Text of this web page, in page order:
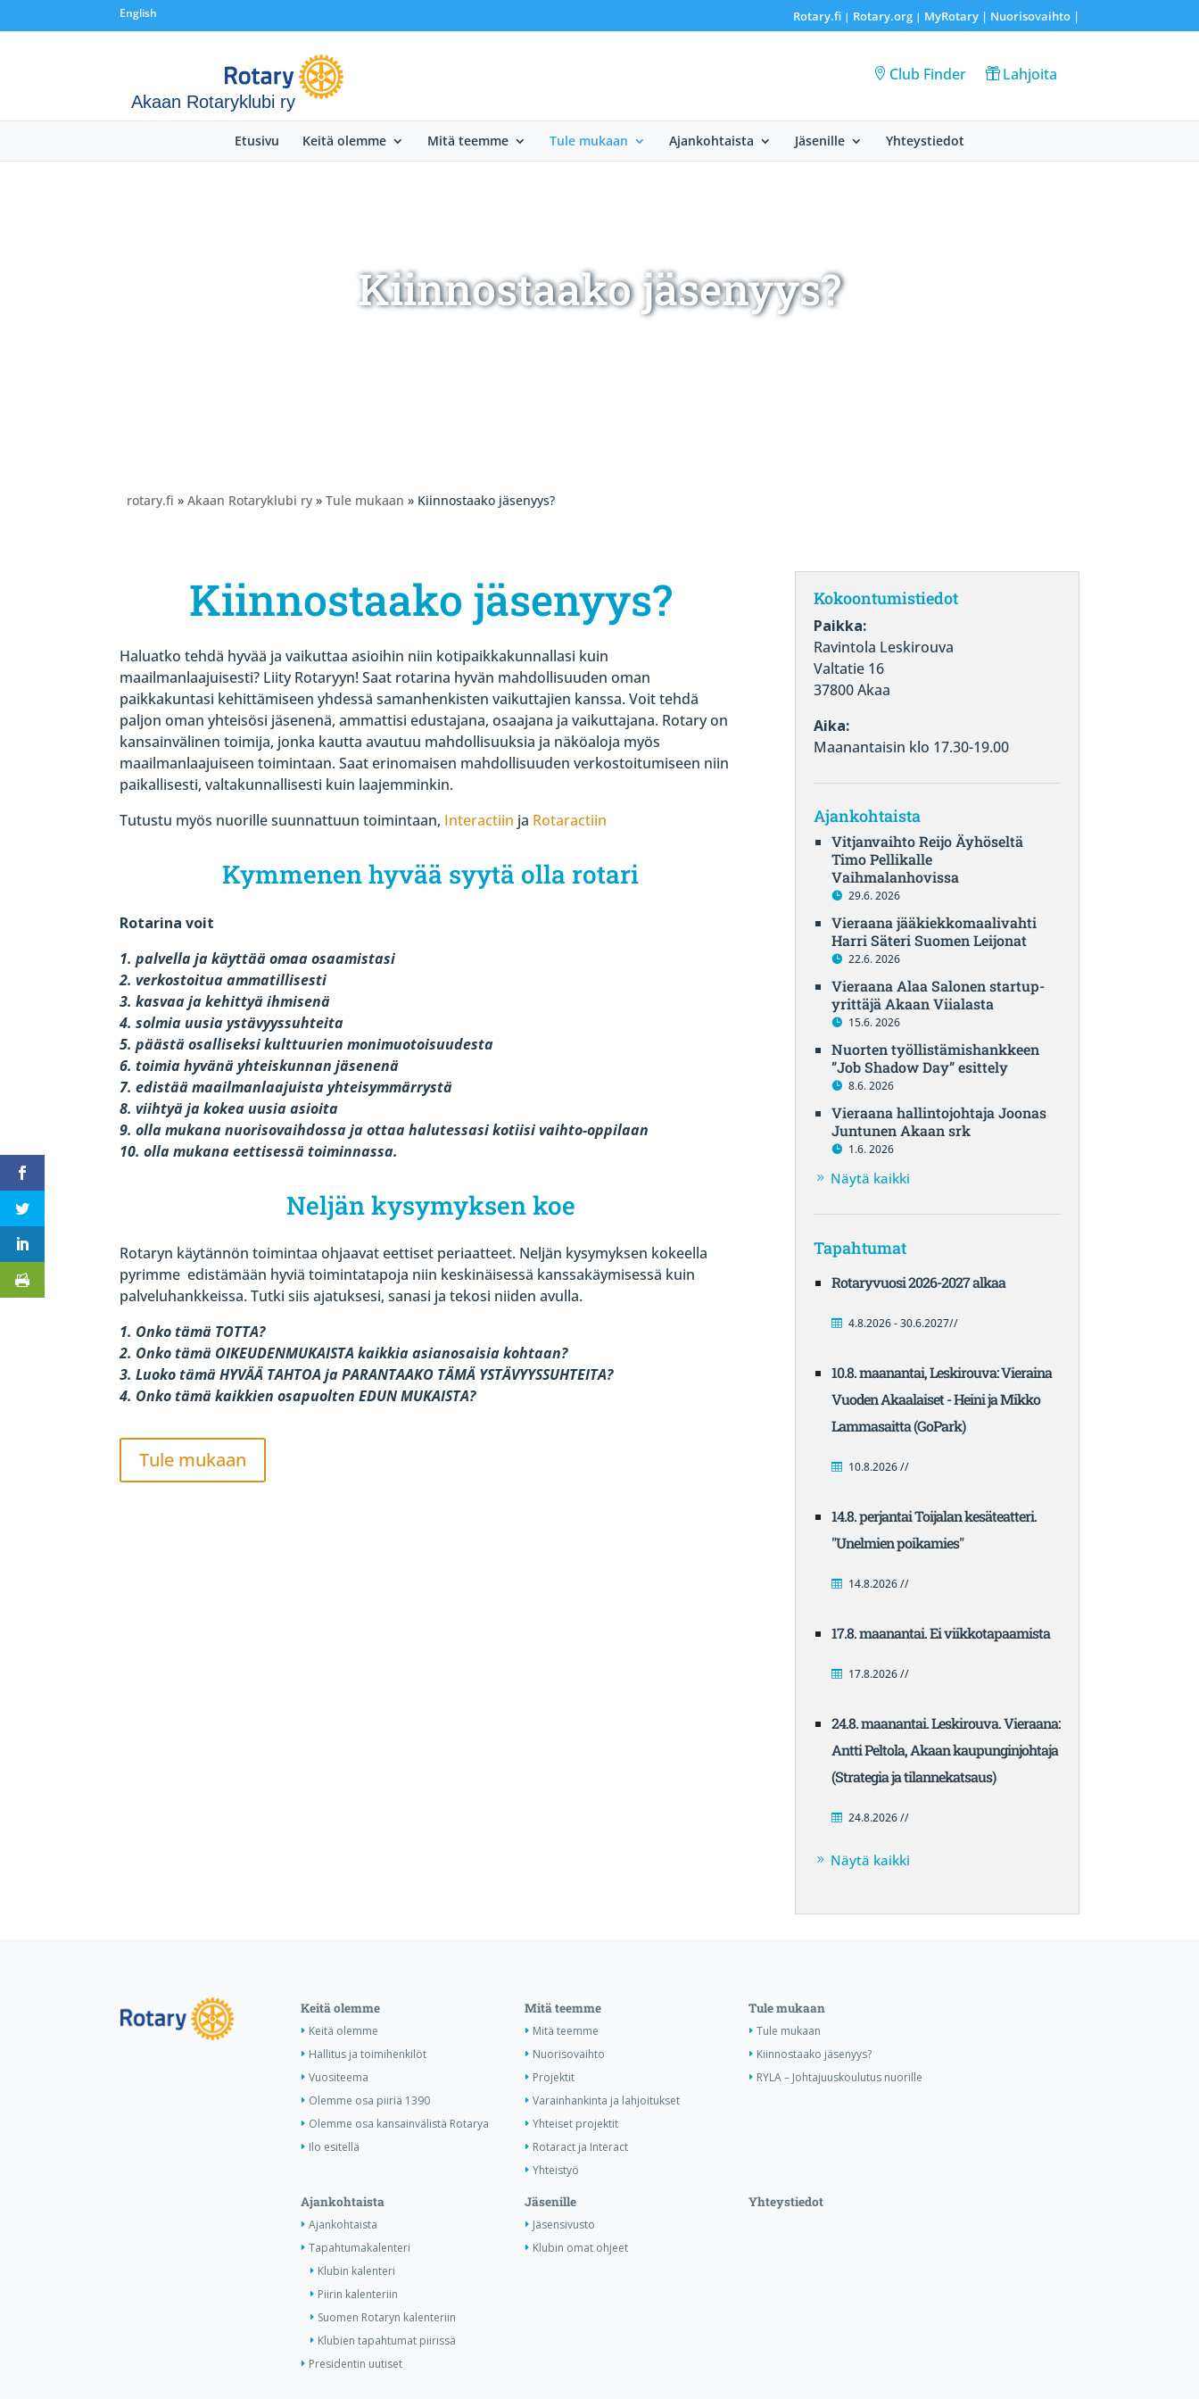
English Rotary.fi| Rotary.org| MyRotary | Nuorisovaihto|
Akaan Rotaryklubi ry
Club Finder Lahjoita
Etusivu Keitä olemme Mitä teemme Tule mukaan Ajankohtaista Jäsenille Yhteystiedot
Kiinnostaako jäsenyys?
rotary.fi » Akaan Rotaryklubi ry » Tule mukaan » Kiinnostaako jäsenyys?
Kiinnostaako jäsenyys?
Haluatko tehdä hyvää ja vaikuttaa asioihin niin kotipaikkakunnallasi kuin
maailmanlaajuisesti? Liity Rotaryyn! Saat rotarina hyvän mahdollisuuden oman
paikkakuntasi kehittämiseen yhdessä samanhenkisten vaikuttajien kanssa. Voit tehdä
paljon oman yhteisösi jäsenenä, ammattisi edustajana, osaajana ja vaikuttajana. Rotary on
kansainvälinen toimija, jonka kautta avautuu mahdollisuuksia ja näköaloja myös
maailmanlaajuiseen toimintaan. Saat erinomaisen mahdollisuuden verkostoitumiseen niin
paikallisesti, valtakunnallisesti kuin laajemminkin.
Tutustu myös nuorille suunnattuun toimintaan, Interactiin ja Rotaractiin
Kymmenen hyvää syytä olla rotari
Rotarina voit
1. palvella ja käyttää omaa osaamistasi
2. verkostoitua ammatillisesti
3. kasvaa ja kehittyä ihmisenä
4. solmia uusia ystävyyssuhteita
5. päästä osalliseksi kulttuurien monimuotoisuudesta
6. toimia hyvänä yhteiskunnan jäsenenä
7. edistää maailmanlaajuista yhteisymmärrystä
8. viihtyä ja kokea uusia asioita
9. olla mukana nuorisovaihdossa ja ottaa halutessasi kotiisi vaihto-oppilaan
10. olla mukana eettisessä toiminnassa.
Neljän kysymyksen koe
Rotaryn käytännön toimintaa ohjaavat eettiset periaatteet. Neljän kysymyksen kokeella
pyrimme edistämään hyviä toimintatapoja niin keskinäisessä kanssakäymisessä kuin
palveluhankkeissa. Tutki siis ajatuksesi, sanasi ja tekosi niiden avulla.
1. Onko tämä TOTTA?
2. Onko tämä OIKEUDENMUKAISTA kaikkia asianosaisia kohtaan?
3. Luoko tämä HYVÄÄ TAHTOA ja PARANTAAKO TÄMÄ YSTÄVYYSSUHTEITA?
4. Onko tämä kaikkien osapuolten EDUN MUKAISTA?
Tule mukaan
Kokoontumistiedot
Paikka:
Ravintola Leskirouva
Valtatie 16
37800 Akaa
Aika:
Maanantaisin klo 17.30-19.00
Ajankohtaista
Vitjanvaihto Reijo Äyhöseltä
Timo Pellikalle
Vaihmalanhovissa
29.6. 2026
Vieraana jääkiekkomaalivahti
Harri Säteri Suomen Leijonat
22.6. 2026
Vieraana Alaa Salonen startup-
yrittäjä Akaan Viialasta
15.6. 2026
Nuorten työllistämishankkeen
”Job Shadow Day” esittely
8.6. 2026
Vieraana hallintojohtaja Joonas
Juntunen Akaan srk
1.6. 2026
Näytä kaikki
Tapahtumat
Rotaryvuosi 2026-2027 alkaa
4.8.2026 - 30.6.2027//
10.8. maanantai, Leskirouva: Vieraina
Vuoden Akaalaiset - Heini ja Mikko
Lammasaitta (GoPark)
10.8.2026 //
14.8. perjantai Toijalan kesäteatteri.
"Unelmien poikamies"
14.8.2026 //
17.8. maanantai. Ei viikkotapaamista
17.8.2026 //
24.8. maanantai. Leskirouva. Vieraana:
Antti Peltola, Akaan kaupunginjohtaja
(Strategia ja tilannekatsaus)
24.8.2026 //
Näytä kaikki
Keitä olemme
Keitä olemme
Hallitus ja toimihenkilöt
Vuositeema
Olemme osa piiriä 1390
Olemme osa kansainvälistä Rotarya
Ilo esitellä
Mitä teemme
Mitä teemme
Nuorisovaihto
Projektit
Varainhankinta ja lahjoitukset
Yhteiset projektit
Rotaract ja Interact
Yhteistyö
Tule mukaan
Tule mukaan
Kiinnostaako jäsenyys?
RYLA – Johtajuuskoulutus nuorille
Ajankohtaista
Ajankohtaista
Tapahtumakalenteri
Klubin kalenteri
Piirin kalenteriin
Suomen Rotaryn kalenteriin
Klubien tapahtumat piirissä
Presidentin uutiset
Jäsenille
Jäsensivusto
Klubin omat ohjeet
Yhteystiedot